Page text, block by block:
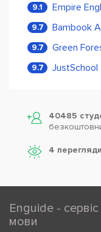
9.1 Empire
9.7 Bambook
9.7
9.7 JustSchool
40485
4 перегляди
Enguide -
мови